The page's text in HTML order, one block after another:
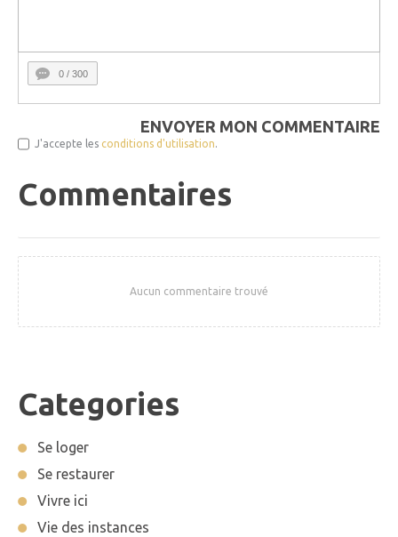
0 / 300
ENVOYER MON COMMENTAIRE
J'accepte les conditions d'utilisation.
Commentaires
Aucun commentaire trouvé
Categories
Se loger
Se restaurer
Vivre ici
Vie des instances